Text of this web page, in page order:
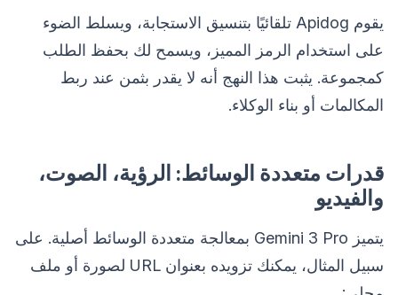
يقوم Apidog تلقائيًا بتنسيق الاستجابة، ويسلط الضوء
على استخدام الرمز المميز، ويسمح لك بحفظ الطلب
كمجموعة. يثبت هذا النهج أنه لا يقدر بثمن عند ربط
المكالمات أو بناء الوكلاء.
قدرات متعددة الوسائط: الرؤية، الصوت،
والفيديو
يتميز Gemini 3 Pro بمعالجة متعددة الوسائط أصلية. على
سبيل المثال، يمكنك تزويده بعنوان URL لصورة أو ملف